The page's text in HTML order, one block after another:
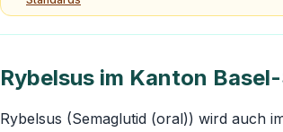
Rybelsus im Kanton
Rybelsus (Semaglutid (oral)) wird auch